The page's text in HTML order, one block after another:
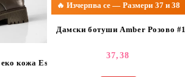
кожа Esra #20148
🔥 Изчерпва се — Размери 37 и 38
Дамски ботуши Amber Розово
37, 38